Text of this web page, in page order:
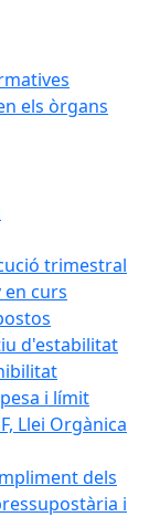
els òrgans
trimestral
curs
d'estabilitat
i límit
Llei Orgànica
dels
i